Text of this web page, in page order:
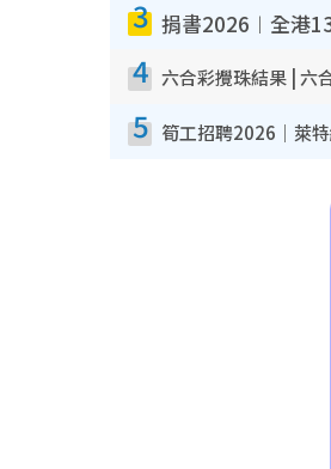
3 捐書2026︱全港
4 六合彩攪珠結果 | 六
5 筍工招聘2026｜萊